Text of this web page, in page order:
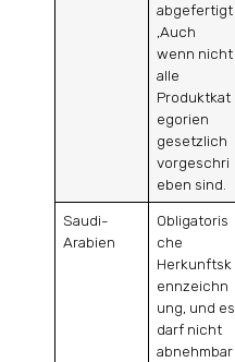
abgefertigt
,Auch
wenn nicht
alle
Produktkat
egorien
gesetzlich
vorgeschri
eben sind.
Saudi-
Arabien
Obligatoris
che
Herkunftsk
ennzeichn
ung, und es
darf nicht
abnehmbar